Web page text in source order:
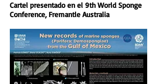
Cartel presentado en el 9th World Sponge
Conference, Fremantle Australia